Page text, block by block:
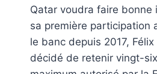
Qatar voudra faire bonne
sa première participation
le banc depuis 2017,
décidé de retenir vingt-